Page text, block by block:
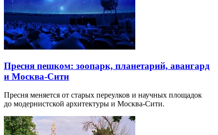
Пресня пешком: зоопарк, планетарий, авангард
и Москва-Сити
Пресня меняется от старых переулков и научных площадок
до модернистской архитектуры и Москва-Сити.